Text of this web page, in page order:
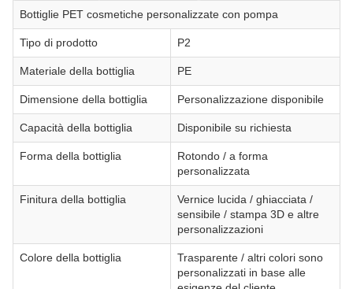
Bottiglie PET cosmetiche personalizzate con pompa
Tipo di prodotto P2
Materiale della bottiglia PE
Dimensione della bottiglia Personalizzazione disponibile
Capacità della bottiglia Disponibile su richiesta
Forma della bottiglia
Rotondo / a forma
personalizzata
Finitura della bottiglia
Vernice lucida / ghiacciata /
sensibile / stampa 3D e altre
personalizzazioni
Colore della bottiglia
Trasparente / altri colori sono
personalizzati in base alle